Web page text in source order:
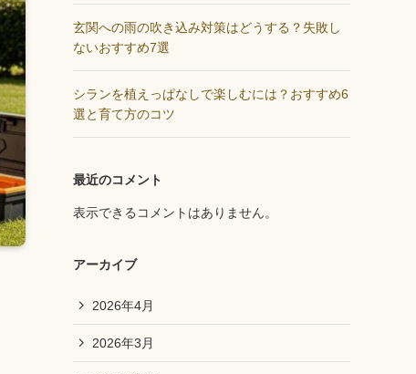
玄関への雨の吹き込み対策はどうする？失敗し
ないおすすめ7選
シランを植えっぱなしで楽しむには？おすすめ6
選と育て方のコツ
最近のコメント
表示できるコメントはありません。
アーカイブ
2026年4月
2026年3月